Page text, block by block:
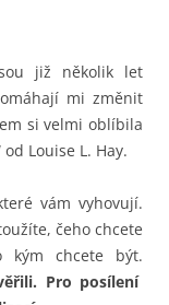
již několik let
mi změnit
si velmi oblíbila
Louise L. Hay.
vám vyhovují.
čeho chcete
kým chcete být.
Pro posílení